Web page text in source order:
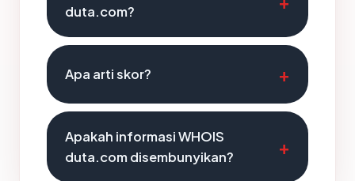
duta.com?
Apa arti skor?
Apakah informasi WHOIS
duta.com disembunyikan?